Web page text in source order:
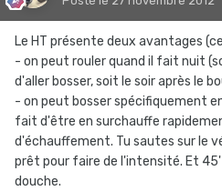
Le HT présente deux avantages
- on peut rouler quand il fait nuit
d'aller bosser, soit le soir après le
- on peut bosser spécifiquement
fait d'être en surchauffe
d'échauffement. Tu sautes sur le
prêt pour faire de l'intensité. Et
douche.